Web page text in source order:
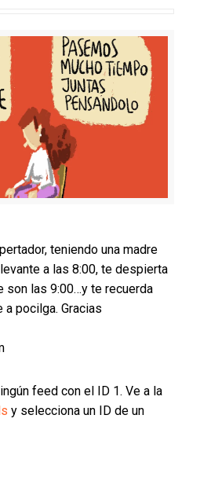
teniendo una madre
a las 8:00, te despierta
son las 9:00…y te recuerda
a pocilga. Gracias
feed con el ID 1. Ve a la
y selecciona un ID de un